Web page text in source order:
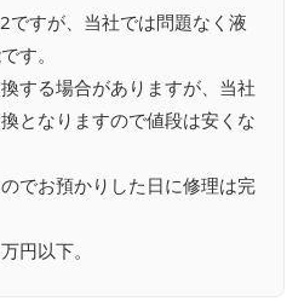
すが、当社では問題なく液
す。
する場合がありますが、当社
となりますので値段は安くな
でお預かりした日に修理は完
円以下。